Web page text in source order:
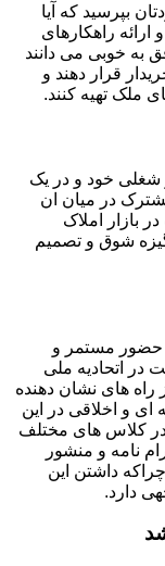
بپرسید که آیا
راهکارهای
به خوبی می دانند
قرار دهند و
ملک تهیه کنند.
خود و در یک
در میان ان
بازار املاک
شوق و تصمیم
حضور مستمر و
در اتحادیه ملی
راه های نشان دهنده
ای و اخلاقی در این
کلاس های مختلف
نامه و منشور
داشتن این
دارد.